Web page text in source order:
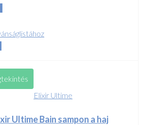
Elixir Ultime
Ultime Bain sampon a haj